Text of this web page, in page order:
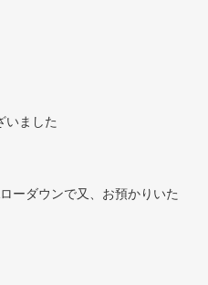
いました
ーダウンで又、お預かりいた